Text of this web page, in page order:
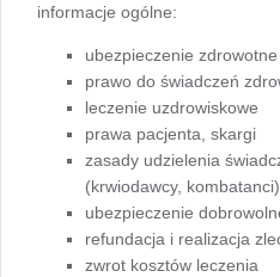
informacje ogólne:
ubezpieczenie zdrowotne
prawo do świadczeń
leczenie uzdrowiskowe
prawa pacjenta, skargi
zasady udzielenia
(krwiodawcy, kombatanci)
ubezpieczenie
refundacja i realizacja
zwrot kosztów leczenia